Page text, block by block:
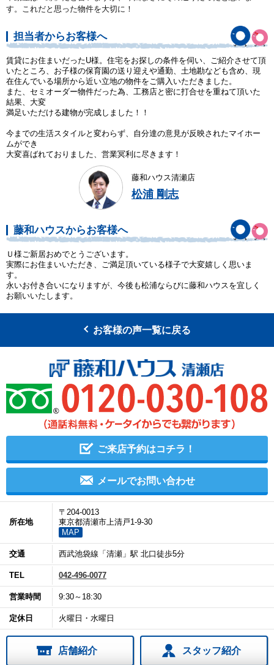
す。これだと思った物件を大切に！
担当者からお客様へ
賃貸にお住まいだったU様。住宅をお探しの条件を伺い、ご紹介させて頂
いたところ、お子様の保育園の送り迎えや通勤、土地勘なども含め、現
在住んでいる場所から近い立地の物件をご購入いただきました。
また、セミオーダー物件だった為、工務店と密に打合せを重ねて頂いた
結果、大変
満足いただける建物が完成しました！！
今までの生活スタイルと変わらず、自分達の意見が反映されたマイホー
ムができ
大変喜ばれておりました、営業冥利に尽きます！
藤和ハウス清瀬店
松浦 剛志
藤和ハウスからお客様へ
Ｕ様ご新居おめでとうございます。
実際にお住まいいただき、ご満足頂いている様子で大変嬉しく思いま
す。
永いお付き合いになりますが、今後も松浦ならびに藤和ハウスを宜しく
お願いいたします。
お客様の声一覧に戻る
ご来店予約はコチラ！
メールでお問い合わせ
所在地
〒204-0013
東京都清瀬市上清戸1-9-30
MAP
交通 西武池袋線「清瀬」駅 北口徒歩5分
TEL 042-496-0077
営業時間 9:30～18:30
定休日 火曜日・水曜日
店舗紹介 スタッフ紹介